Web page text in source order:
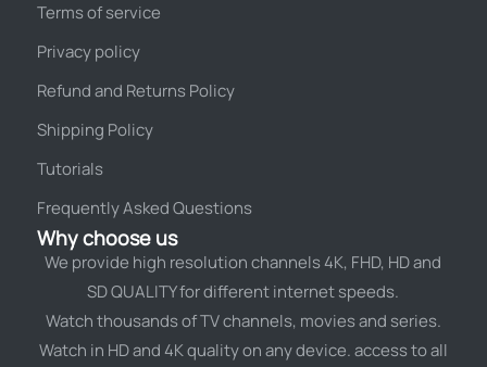
Terms of service
Privacy policy
Refund and Returns Policy
Shipping Policy
Tutorials
Frequently Asked Questions
Why choose us
We provide high resolution channels 4K, FHD, HD and
SD QUALITY for different internet speeds.
Watch thousands of TV channels, movies and series.
Watch in HD and 4K quality on any device. access to all